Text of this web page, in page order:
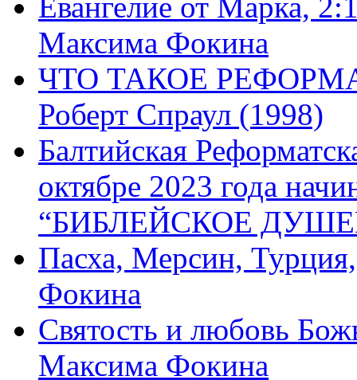
Максима Фокина
ЧТО ТАКОЕ
Роберт Спраул (1998)
Балтийская
октябре 2023 года
“БИБЛЕЙСКОЕ
Пасха, Мерсин,
Фокина
Святость и любовь
Максима Фокина